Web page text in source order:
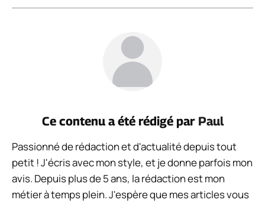
Ce contenu a été rédigé par Paul
Passionné de rédaction et d'actualité depuis tout
petit ! J'écris avec mon style, et je donne parfois mon
avis. Depuis plus de 5 ans, la rédaction est mon
métier à temps plein. J'espère que mes articles vous